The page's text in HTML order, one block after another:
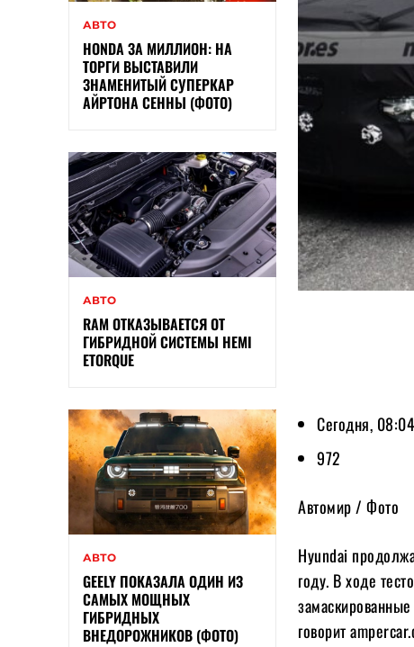
АВТО
HONDA ЗА МИЛЛИОН: НА
ТОРГИ ВЫСТАВИЛИ
ЗНАМЕНИТЫЙ СУПЕРКАР
АЙРТОНА СЕННЫ (ФОТО)
АВТО
RAM ОТКАЗЫВАЕТСЯ ОТ
ГИБРИДНОЙ СИСТЕМЫ HEMI
ETORQUE
АВТО
GEELY ПОКАЗАЛА ОДИН ИЗ
САМЫХ МОЩНЫХ
ГИБРИДНЫХ
ВНЕДОРОЖНИКОВ (ФОТО)
Сегодня, 08:04
972
Автомир / Фото
Hyundai
году. В ходе
говорит